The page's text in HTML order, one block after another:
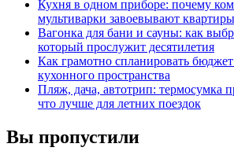
Кухня в одном приборе: почему
мультиварки завоевывают
Вагонка для бани и сауны: как
который прослужит десятилетия
Как грамотно спланировать
кухонного пространства
Пляж, дача, автотрип: термосумка
что лучше для летних поездок
Вы пропустили